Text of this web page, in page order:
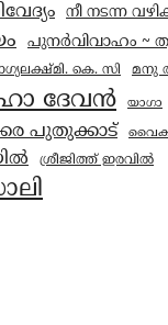
നീ നടന്ന
പുനർവിവാഹം ~
കെ. സി
മനു
ദേവൻ യാഗാ
പുതുക്കാട്
ശ്രീജിത്ത് ഇരവിൽ